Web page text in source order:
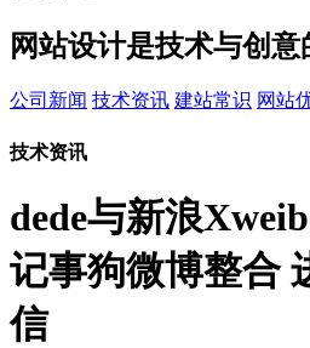
网站设计是技术与创意
公司新闻 技术资讯 建站常识 网站
技术资讯
dede与新浪
记事狗微博整合
信